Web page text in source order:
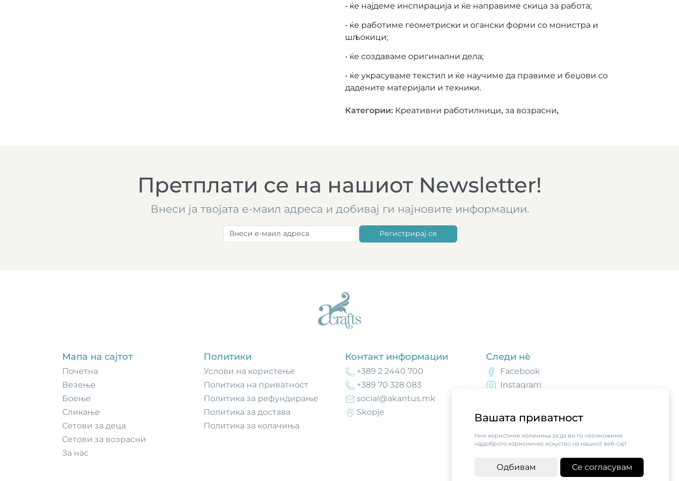
Вашата приватност
Ние користиме колачиња за да ви го овозможиме
најдоброто корисничко искуство на нашиот веб-сајт
Одбивам Се согласувам
• ќе најдеме инспирација и ќе направиме скица за работа;
• ќе работиме геометриски и огански форми со монистра и
шљокици;
• ќе создаваме оригинални дела;
• ќе украсуваме текстил и ќе научиме да правиме и беџови со
дадените материјали и техники.
Категории: Креативни работилници, за возрасни,
Претплати се на нашиот Newsletter!
Внеси ја твојата е-маил адреса и добивај ги најновите информации.
Регистрирај се
Мапа на сајтот
Почетнa
Везење
Боење
Сликање
Сетови за деца
Сетови за возрасни
За нас
Политики
Услови на користење
Политика на приватност
Политика за рефундирање
Политика за достава
Политика за колачиња
Контакт информации
+389 2 2440 700
+389 70 328 083
social@akantus.mk
Skopje
Следи нè
Facebook
Instagram